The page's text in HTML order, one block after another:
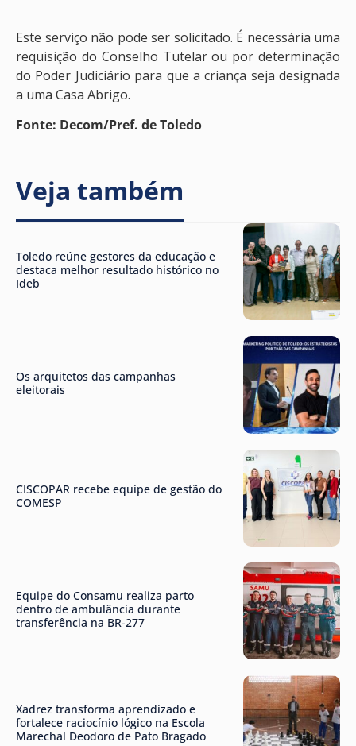
Este serviço não pode ser solicitado. É necessária uma
requisição do Conselho Tutelar ou por determinação
do Poder Judiciário para que a criança seja designada
a uma Casa Abrigo.
Fonte: Decom/Pref. de Toledo
Veja também
Toledo reúne gestores da educação e
destaca melhor resultado histórico no
Ideb
Os arquitetos das campanhas
eleitorais
CISCOPAR recebe equipe de gestão do
COMESP
Equipe do Consamu realiza parto
dentro de ambulância durante
transferência na BR-277
Xadrez transforma aprendizado e
fortalece raciocínio lógico na Escola
Marechal Deodoro de Pato Bragado